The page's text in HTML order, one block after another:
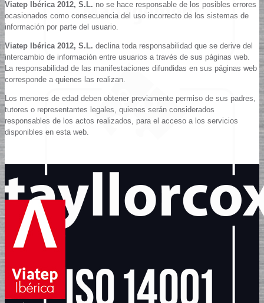
Viatep Ibérica 2012, S.L. no se hace responsable de los posibles errores
ocasionados como consecuencia del uso incorrecto de los sistemas de
información por parte del usuario.
Viatep Ibérica 2012, S.L. declina toda responsabilidad que se derive del
intercambio de información entre usuarios a través de sus páginas web.
La responsabilidad de las manifestaciones difundidas en sus páginas web
corresponde a quienes las realizan.
Los menores de edad deben obtener previamente permiso de sus padres,
tutores o representantes legales, quienes serán considerados
responsables de los actos realizados, para el acceso a los servicios
disponibles en esta web.